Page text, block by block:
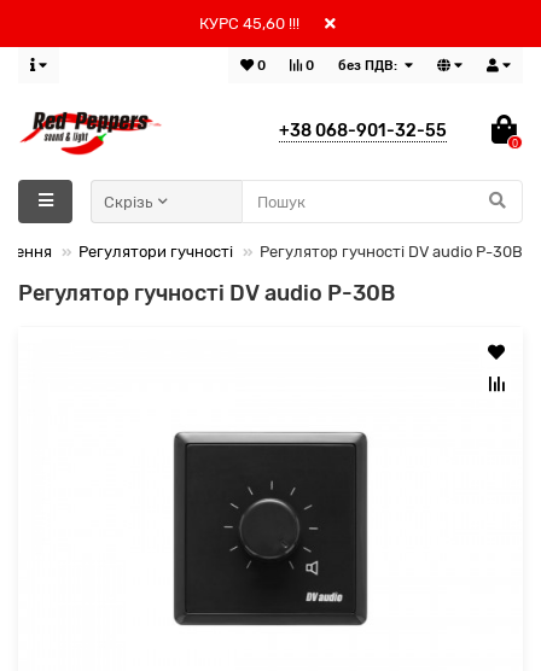
КУРС 45,60 !!!
без ПДВ:
0
0
+38 068-901-32-55
0
Скрізь
Регулятори гучності Регулятор гучності DV audio P-30B
Регулятор гучності DV audio P-30B